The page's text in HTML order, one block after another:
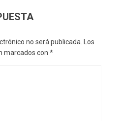
no será publicada.
Los
marcados con *